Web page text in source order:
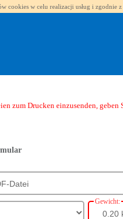
cookies w celu realizacji usług i zgodnie z
zum Drucken einzusenden, geben
Gewicht:
0.20